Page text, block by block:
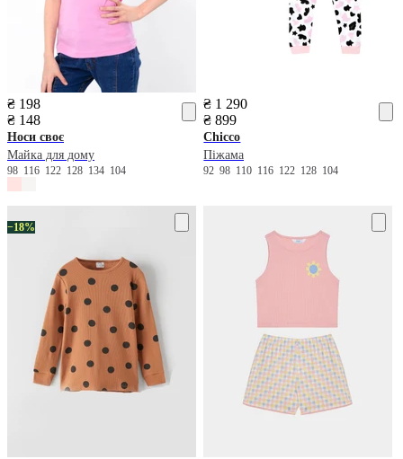
₴ 198
₴ 148
Носи своє
Майка для дому
98 116 122 128 134 104
₴ 1 290
₴ 899
Chicco
Піжама
9298 110 116 122 128 104
−18%